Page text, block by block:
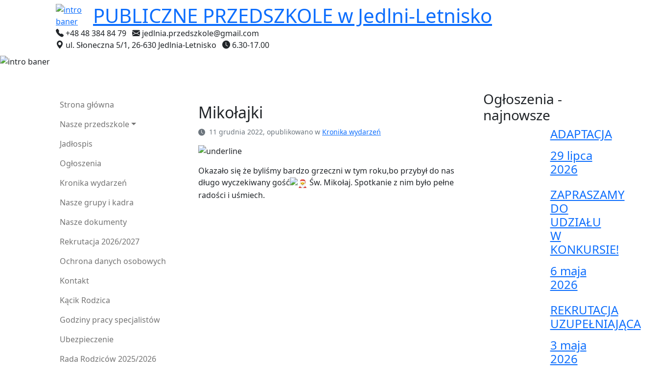
PUBLICZNE PRZEDSZKOLE w Jedlni-Letnisko
+48 48 384 84 79
jedlnia.przedszkole@gmail.com
ul. Słoneczna 5/1, 26-630 Jedlnia-Letnisko
6.30-17.00
Strona główna
Nasze przedszkole
Jadłospis
Ogłoszenia
Kronika wydarzeń
Nasze grupy i kadra
Nasze dokumenty
Rekrutacja 2026/2027
Ochrona danych osobowych
Kontakt
Kącik Rodzica
Godziny pracy specjalistów
Ubezpieczenie
Rada Rodziców 2025/2026
Mikołajki
11 grudnia 2022, opublikowano w Kronika wydarzeń
Okazało się że byliśmy bardzo grzeczni w tym roku,bo przybył do nas
długo wyczekiwany gość
Św. Mikołaj. Spotkanie z nim było pełne
radości i uśmiech.
Ogłoszenia -
najnowsze
ADAPTACJA
29 lipca
2026
ZAPRASZAMY
DO
UDZIAŁU
W
KONKURSIE!
6 maja
2026
REKRUTACJA
UZUPEŁNIAJĄCA
3 maja
2026